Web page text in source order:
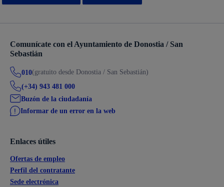
Comunícate con el Ayuntamiento de Donostia / San
Sebastián
010(gratuito desde Donostia / San Sebastián)
(+34) 943 481 000
Buzón de la ciudadanía
Informar de un error en la web
Enlaces útiles
Ofertas de empleo
Perfil del contratante
Sede electrónica